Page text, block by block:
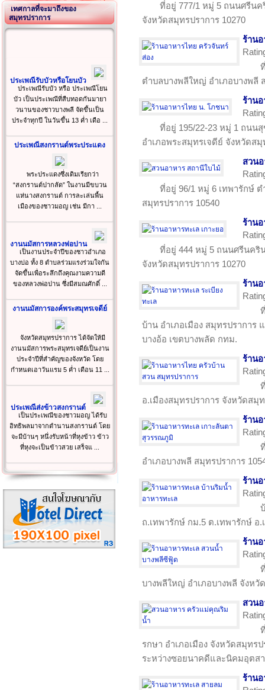
เทศกาลที่จะมาถึงของ
สมุทรปราการ
ประเพณีรับบัวหรือโยนบัว
ประเพณีรับบัว หรือ ประเพณีโยน
บัว เป็นประเพณีที่สืบทอดกันมายา
วนานของชาวบางพลี จัดขึ้นเป็น
ประจำทุกปี ในวันขึ้น 13 ค่ำ เดือ ...
ประเพณีสงกรานต์พระประแดง
พระประแดงซึ่งเดิมเรียกว่า
“สงกรานต์ปากลัด” ในงานมีขบวน
แห่นางสงกรานต์ การละเล่นพื้น
เมืองของชาวมอญ เช่น มีกา ...
งานนมัสการหลวงพ่อปาน
เป็นงานประจำปีของชาวอำเภอ
บางบ่อ ทั้ง 8 ตำบลร่วมแรงร่วมใจกัน
จัดขึ้นเพื่อระลึกถึงคุณงามความดี
ของหลวงพ่อปาน ซึ่งมีสมณศักดิ์ ...
งานนมัสการองค์พระสมุทรเจดีย์
จังหวัดสมุทรปราการ ได้จัดให้มี
งานนมัสการพระสมุทรเจดีย์เป็นงาน
ประจำปีที่สำคัญของจังหวัด โดย
กำหนดเอาวันแรม 5 ค่ำ เดือน 11 ...
ประเพณีส่งข้าวสงกรานต์
เป็นประเพณีของชาวมอญ ได้รับ
อิทธิพลมาจากตำนานสงกรานต์ โดย
จะมีบ้านๆ หนึ่งรับหน้าที่หุงข้าว ข้าว
ที่หุงจะเป็นข้าวสวย เสร็จแ ...
ที่อยู่ 777/1 หมู่ 5 ถนนศรีนค
จังหวัดสมุทรปราการ 10270
ร้าน
ตำบลบางพลีใหญ่ อำเภอบางพลี
ร้าน
ที่อยู่ 195/22-23 หมู่ 1 ถนน
อำเภอพระสมุทรเจดีย์ จังหวัดสมุ
สวน
ที่อยู่ 96/1 หมู่ 6 เทพารักษ์
สมุทรปราการ 10540
ร้านอ
ที่อยู่ 444 หมู่ 5 ถนนศรีนคริ
จังหวัดสมุทรปราการ 10270
ร้านอ
บ้าน อำเภอเมือง สมุทรปราการ
บางอ้อ เขตบางพลัด กทม.
ร้าน
อ.เมืองสมุทรปราการ จังหวัดสมุ
ร้านอ
อำเภอบางพลี สมุทรปราการ
ร้านอ
ถ.เทพารักษ์ กม.5 ต.เทพารักษ์ อ.
ร้าน
บางพลีใหญ่ อำเภอบางพลี จังหวั
สวน
รกษา อำเภอเมือง จังหวัดสมุทร
ระหว่างซอยนาคดีและนิคมอุตส
ร้านอ